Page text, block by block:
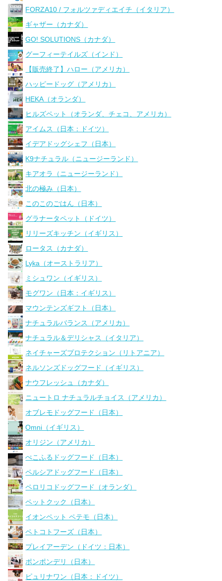
FORZA10 / フォルツァディエイチ（イタリア）
ギャザー（カナダ）
GO! SOLUTIONS（カナダ）
グーフィーテイルズ（インド）
【販売終了】ハロー（アメリカ）
ハッピードッグ（アメリカ）
HEKA（オランダ）
ヒルズペット（オランダ、チェコ、アメリカ）
アイムス（日本：ドイツ）
イデアドッグシェフ（日本）
K9ナチュラル（ニュージーランド）
キアオラ（ニュージーランド）
北の極み（日本）
このこのごはん（日本）
グラナータペット（ドイツ）
リリーズキッチン（イギリス）
ロータス（カナダ）
Lyka（オーストラリア）
ミシュワン（イギリス）
モグワン（日本：イギリス）
マウンテンズギフト（日本）
ナチュラルバランス（アメリカ）
ナチュラル＆デリシャス（イタリア）
ネイチャーズプロテクション（リトアニア）
ネルソンズドッグフード（イギリス）
ナウフレッシュ（カナダ）
ニュートロ ナチュラルチョイス（アメリカ）
オブレモドッグフード（日本）
Omni（イギリス）
オリジン（アメリカ）
ぺこふるドッグフード（日本）
ペルシアドッグフード（日本）
ペロリコドッグフード（オランダ）
ペットクック（日本）
イオンペット ペテモ（日本）
ペトコトフーズ（日本）
プレイアーデン（ドイツ：日本）
ポンポンデリ（日本）
ピュリナワン（日本：ドイツ）